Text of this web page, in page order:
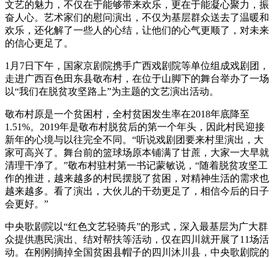
文艺的魅力，不仅在于能够带来欢乐，更在于能凝心聚力，振
奋人心。艺术家们的慰问演出，不仅为基层群众送去了温暖和
欢乐，还化解了一些人的心结，让他们的心气更顺了，对未来
的信心更足了。
1月7日下午，国家京剧院携手广西戏剧院等单位组成戏剧团，
走进广西百色田东县敬布村，在位于山脚下的舞台举办了一场
以“我们在脱贫攻坚路上”为主题的文艺演出活动。
敬布村原是一个贫困村，全村贫困发生率在2018年底降至
1.51%。2019年是敬布村脱贫后的第一个年头，因此村民迎接
新年的心境与以往完全不同。“听说戏剧团要来村里演出，大
家可高兴了。舞台前的篮球场原本铺满了甘蔗，大家一大早就
清理干净了。”敬布村驻村第一书记蒙敏说，“随着脱贫攻坚工
作的推进，越来越多的村民摆脱了贫困，对精神生活的需求也
越来越多。看了演出，大伙儿的干劲更足了，相信今后的日子
会更好。”
中央歌剧院以“红色文艺轻骑兵”的形式，深入最基层为广大群
众提供惠民演出、结对帮扶等活动，仅在四川就开展了11场活
动。在刚刚摘掉全国贫困县帽子的四川沐川县，中央歌剧院的